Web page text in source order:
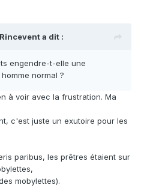
Rinceventa dit :
engendre-t-elle une
normal ?
à voir avec la frustration. Ma
c'est juste un exutoire pour les
paribus, les prêtres étaient sur
mobylettes).